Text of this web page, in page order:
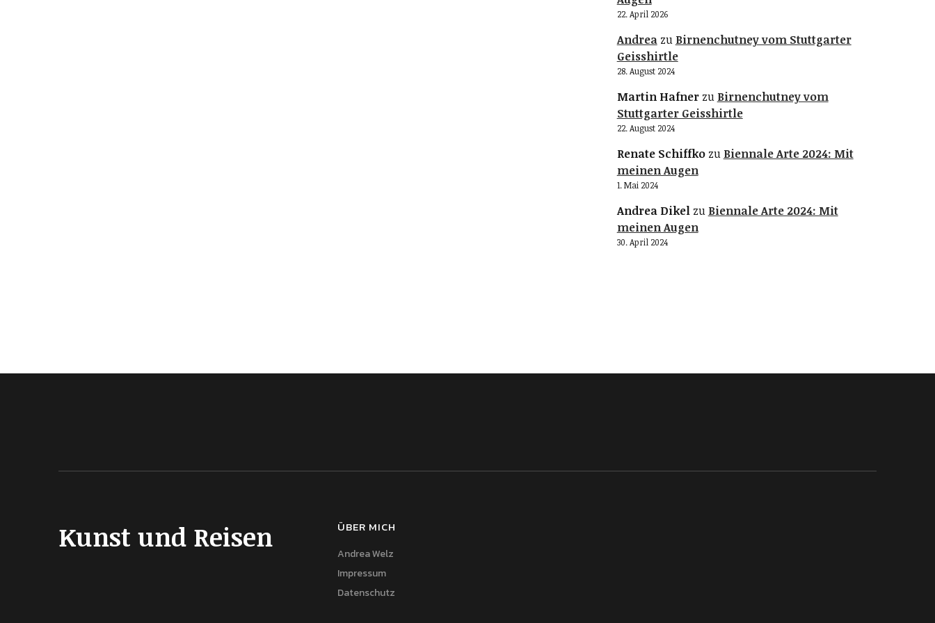
22. April 2026
Andreazu Birnenchutney vom Stuttgarter
Geisshirtle
28. August 2024
Martin Hafnerzu Birnenchutney vom
Stuttgarter Geisshirtle
22. August 2024
Renate Schiffkozu Biennale Arte 2024: Mit
meinen Augen
1. Mai 2024
Andrea Dikelzu Biennale Arte 2024: Mit
meinen Augen
30. April 2024
Kunst und Reisen ÜBER MICH
Andrea Welz
Impressum
Datenschutz